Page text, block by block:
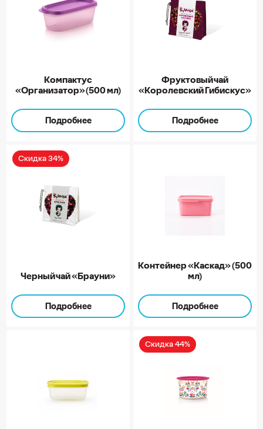
Компактус
«Организатор» (500 мл)
Подробнее
Фруктовый чай
«Королевский Гибискус»
Подробнее
Скидка 34%
Черный чай «Брауни»
Подробнее
Контейнер «Каскад» (500
мл)
Подробнее
Скидка 44%